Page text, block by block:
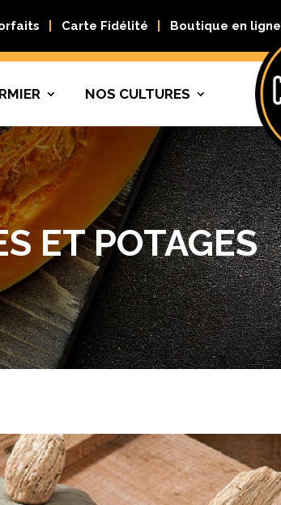
Carte Fidélité Boutique en ligne
NOS CULTURES
ET POTAGES